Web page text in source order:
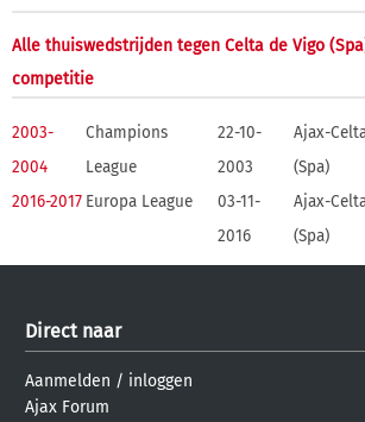
Alle thuiswedstrijden tegen Celta de Vigo
competitie
2003-
2004
Champions
League
22-10-
2003
Ajax-
(Spa)
2016-2017 Europa League
03-11-
2016
Ajax-
(Spa)
Direct naar
Aanmelden / inloggen
Ajax Forum